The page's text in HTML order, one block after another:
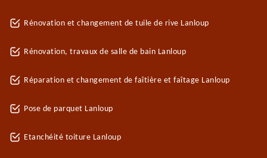
Rénovation et changement de tuile de rive Lanloup
Rénovation, travaux de salle de bain Lanloup
Réparation et changement de faîtière et faîtage Lanloup
Pose de parquet Lanloup
Etanchéité toiture Lanloup